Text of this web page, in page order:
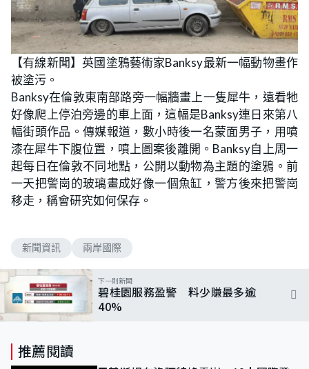
【有線新聞】英國塗鴉藝術家Banksy最新一幅動物畫作
被塗污。
Banksy在倫敦東南部路旁一幅牆畫上一隻犀牛，遠看牠
好像爬上停泊旁邊的車上面，這幅是Banksy連日來第八
幅街頭作品。傳媒報道，數小時後一名蒙面男子，用噴
漆在犀牛下腹位置，噴上圖案後離開。Banksy自上周一
起每日在倫敦不同地點，公開以動物為主題的塗鴉。前
一天把警崗的玻璃畫成好像一個魚缸，警方後來把警崗
移走，稱會研究如何保存。
新聞資訊 兩岸國際
下一則新聞
碧桂園服務盈警 料少賺最多逾
40%
推薦閱讀